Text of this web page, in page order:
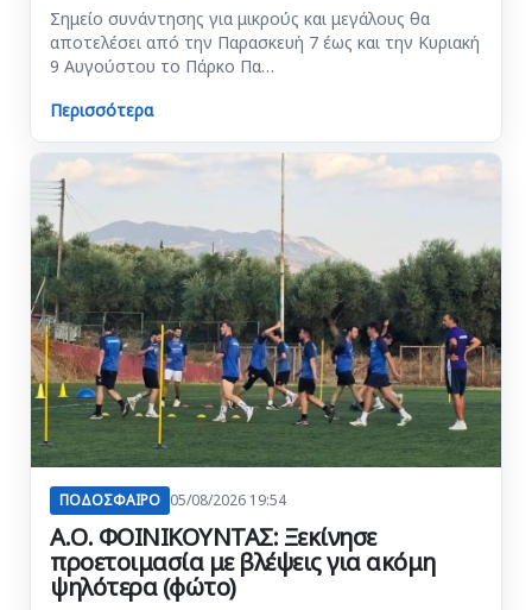
Σημείο συνάντησης για μικρούς και μεγάλους θα
αποτελέσει από την Παρασκευή 7 έως και την Κυριακή
9 Αυγούστου το Πάρκο Πα…
Περισσότερα
ΠΟΔΟΣΦΑΙΡΟ 05/08/2026 19:54
Α.Ο. ΦΟΙΝΙΚΟΥΝΤΑΣ: Ξεκίνησε
προετοιμασία με βλέψεις για ακόμη
ψηλότερα (φώτο)